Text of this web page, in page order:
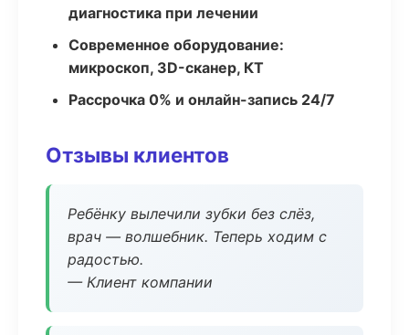
диагностика при лечении
Современное оборудование:
микроскоп, 3D-сканер, КТ
Рассрочка 0% и онлайн-запись 24/7
Отзывы клиентов
Ребёнку вылечили зубки без слёз,
врач — волшебник. Теперь ходим с
радостью.
— Клиент компании